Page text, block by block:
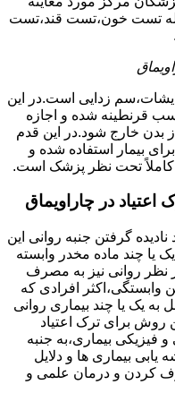
تست خون،تست قند،تست
زدایی است.در این
قرنطینه شده و اجازه
بدن خارج شود.در این قدم
بیمار استفاده شده و
کاملاً تحت نظر پزشک است.
در چاراویماق
گرفتن جنبه روانی این
چند ماده مخدر وابسته
نظر روانی نیز به مصرف
وابستگی،اکثر افرادی که
به یک یا چند بیماری روانی
روش برای ترک اعتیاد
بیماری،به جنبه
بیماری ها و دلایل
کردن و درمان علمی و